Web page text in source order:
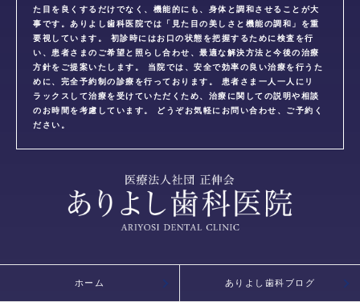
た目を良くするだけでなく、機能的にも、身体と調和させることが大
事です。ありよし歯科医院では「見た目の美しさと機能の調和」を重
要視しています。 初診時にはお口の状態を把握するために検査を行
い、患者さまのご希望と照らし合わせ、最適な解決方法と今後の治療
方針をご提案いたします。 当院では、安全で効率の良い治療を行うた
めに、完全予約制の診療を行っております。 患者さま一人一人にリ
ラックスして治療を受けていただくため、治療に関しての説明や相談
のお時間を考慮しています。 どうぞお気軽にお問い合わせ、ご予約く
ださい。
ホーム ありよし歯科ブログ